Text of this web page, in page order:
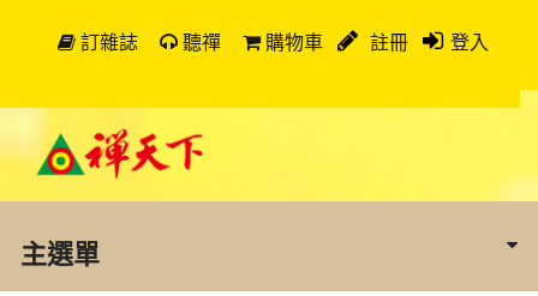
訂雜誌 聽禪 購物車 註冊 登入
主選單